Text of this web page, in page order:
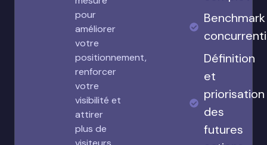
pour
améliorer
votre
positionnement,
renforcer
votre
visibilité et
attirer
plus de
Benchmark
Définition
et
priorisation
des
futures